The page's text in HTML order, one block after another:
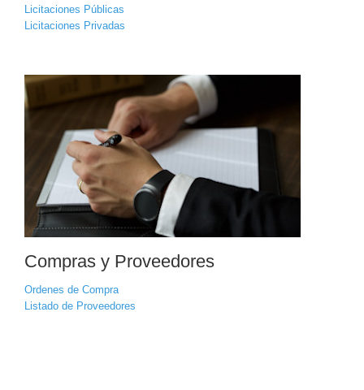
Licitaciones Públicas
Licitaciones Privadas
Compras y Proveedores
Ordenes de Compra
Listado de Proveedores